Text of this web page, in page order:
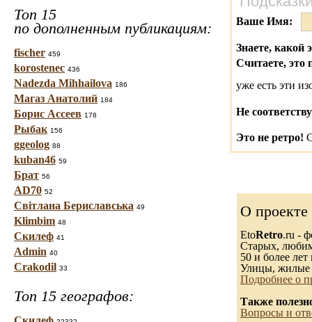
Топ 15
по дополненным публикациям:
fischer 459
korostenec 436
Nadezda Mihhailova 186
Магаз Анатолий 184
Борис Ассеев 178
Рыбак 156
ggeolog 88
kuban46 59
Брат 56
AD70 52
Світлана Бериславська 49
Klimbim 48
Скилеф 41
Admin 40
Crakodil 33
Топ 15 географов:
Ваше Имя:
Знаете, какой
Считаете, это
уже есть эти
Не
Это не ретро!
О проекте
EtoRetro.ru -
Старых,
50 и более лет
Улицы, жилые
Подробнее о
Также
Вопросы и